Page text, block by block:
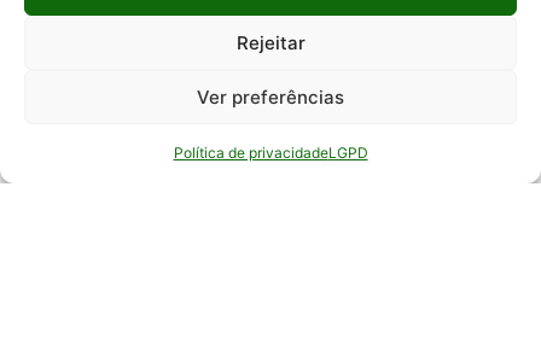
Rejeitar
Ver preferências
Política de privacidadeLGPD
Relatório
Serviço de
ao Cidadão